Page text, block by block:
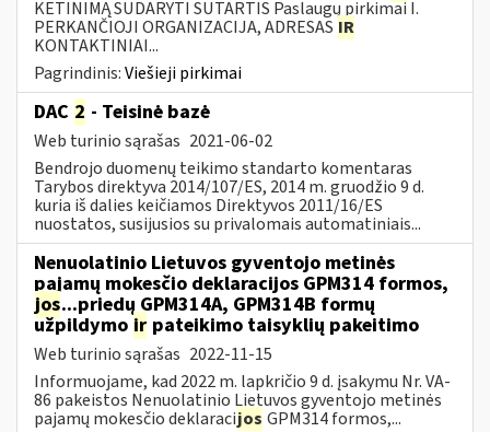
KETINIMĄ SUDARYTI SUTARTIS Paslaugų pirkimai I.
PERKANČIOJI ORGANIZACIJA, ADRESAS IR
KONTAKTINIAI...
Pagrindinis:Viešieji pirkimai
DAC 2 - Teisinė bazė
Web turinio sąrašas 2021-06-02
Bendrojo duomenų teikimo standarto komentaras
Tarybos direktyva 2014/107/ES, 2014 m. gruodžio 9 d.
kuria iš dalies keičiamos Direktyvos 2011/16/ES
nuostatos, susijusios su privalomais automatiniais...
Nenuolatinio Lietuvos gyventojo metinės
pajamų mokesčio deklaracijos GPM314 formos,
jos...priedų GPM314A, GPM314B formų
užpildymo ir pateikimo taisyklių pakeitimo
Web turinio sąrašas 2022-11-15
Informuojame, kad 2022 m. lapkričio 9 d. įsakymu Nr. VA-
86 pakeistos Nenuolatinio Lietuvos gyventojo metinės
pajamų mokesčio deklaracijos GPM314 formos,...